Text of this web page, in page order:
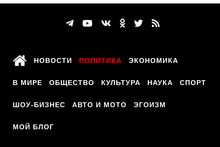
НОВОСТИ ПОЛИТИКА ЭКОНОМИКА
В МИРЕ ОБЩЕСТВО КУЛЬТУРА НАУКА СПОРТ
ШОУ-БИЗНЕС АВТО И МОТО ЭГОИЗМ
МОЙ БЛОГ